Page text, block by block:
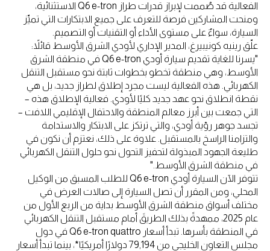
الفعالية قد صُممت لإبراز قدرات طراز Q6 e-tron الاستثنائية،
ومنحت المشاركين فرصة للتعرف على جميع الابتكارات التي تميِّز
السيارة، سواءٌ على مستوى الأداء أو التقنيات أو التصميم.
علّق رينيه كونيبيرغ، المدير الإداري لأودي الشرق الأوسط قائلاً:
"يسرنا للغاية تقديم سيارة أودي Q6 e-tron في منطقة الشرق
الأوسط، وهي منطقة تخطو بخطوات ثابتة نحو مستقبل التنقل
الكهربائي. هذه الفعالية ليست مجرد إطلاق لطراز جديد، بل هي
نقطة انطلاق نحو عهد جديد كليًا لأودي. فعالية الإطلاق هذه –
التي جمعت بين أبرز معالم المنطقة والاحتفال الإقليمي اللافت –
تجسد جوهر رؤية أودي، والتي ترتكز على الابتكار والاستدامة
والتزامنا الراسخ بالمستقبل. علاوة على ذلك، نعتزم أن نكون في
طليعة الجهود المبذولة لتحفيز التحول نحو حلول التنقل الكهربائي
في منطقة الشرق الأوسط."
تتوفر الآن السيارة أودي Q6 e-tron للطلب المسبق من الوكيل
المحلي، ومن المقرر أن تصل السيارة إلى صالات العرض في
مختلف أسواق منطقة الشرق الأوسط بداية من الربع الأول من
عام 2025، ممهدةً بذلك الطريقَ أمام مستقبل التنقل الكهربائي
في المنطقة بأسرها. تبدأ أسعار Q6 e-tron quattro في دول
مجلس التعاون الخليجي من 79,194 دولارًا أمريكيًا*، بينما تبدأ أسعار